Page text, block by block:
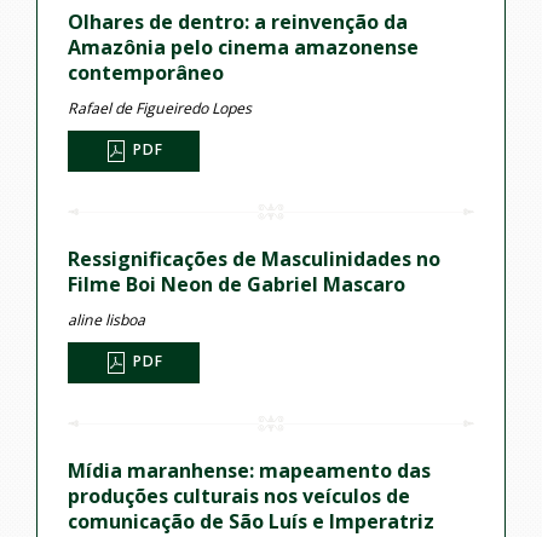
Olhares de dentro: a reinvenção da
Amazônia pelo cinema amazonense
contemporâneo
Rafael de Figueiredo Lopes
PDF
Ressignificações de Masculinidades no
Filme Boi Neon de Gabriel Mascaro
aline lisboa
PDF
Mídia maranhense: mapeamento das
produções culturais nos veículos de
comunicação de São Luís e Imperatriz